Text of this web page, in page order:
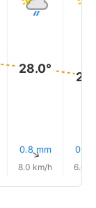
28.0°
0.8 mm
↑
8.0 km/h
0.8
6.0